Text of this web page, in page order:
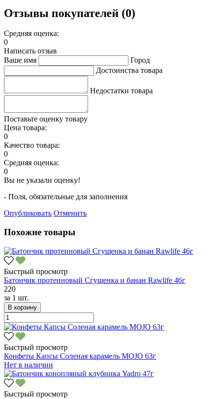
Отзывы покупателей (0)
Средняя оценка:
0
Написать отзыв
Ваше имя
Город
Достоинства товара
Недостатки товара
Поставьте оценку товару
Цена товара:
0
Качество товара:
0
Средняя оценка:
0
Вы не указали оценку!
- Поля, обязательные для заполнения
Опубликовать Отменить
Похожие товары
Быстрый просмотр
Батончик протеиновый Сгущенка и банан Rawlife 46г
220
за 1 шт.
В корзину
Быстрый просмотр
Конфеты Капсы Соленая карамель MOJO 63г
Нет в наличии
Быстрый просмотр